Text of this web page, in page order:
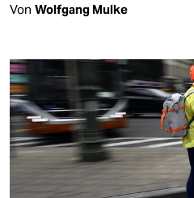
Von Wolfgang Mulke